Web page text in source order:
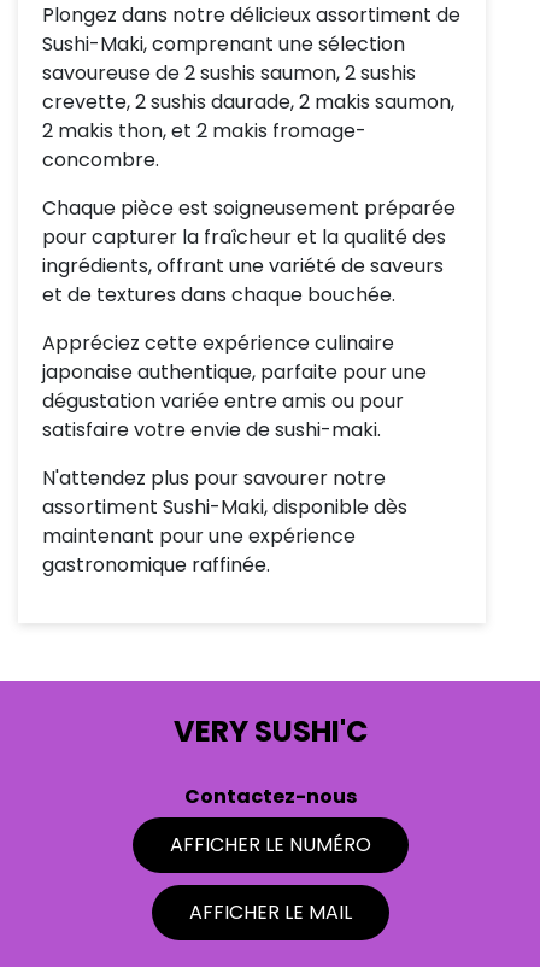
Plongez dans notre délicieux assortiment de
Sushi-Maki, comprenant une sélection
savoureuse de 2 sushis saumon, 2 sushis
crevette, 2 sushis daurade, 2 makis saumon,
2 makis thon, et 2 makis fromage-
concombre.
Chaque pièce est soigneusement préparée
pour capturer la fraîcheur et la qualité des
ingrédients, offrant une variété de saveurs
et de textures dans chaque bouchée.
Appréciez cette expérience culinaire
japonaise authentique, parfaite pour une
dégustation variée entre amis ou pour
satisfaire votre envie de sushi-maki.
N'attendez plus pour savourer notre
assortiment Sushi-Maki, disponible dès
maintenant pour une expérience
gastronomique raffinée.
VERY SUSHI'C
Contactez-nous
AFFICHER LE NUMÉRO
AFFICHER LE MAIL